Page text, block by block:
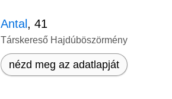
Antal , 41
Társkereső Hajdúböszörmény
nézd meg az adatlapját